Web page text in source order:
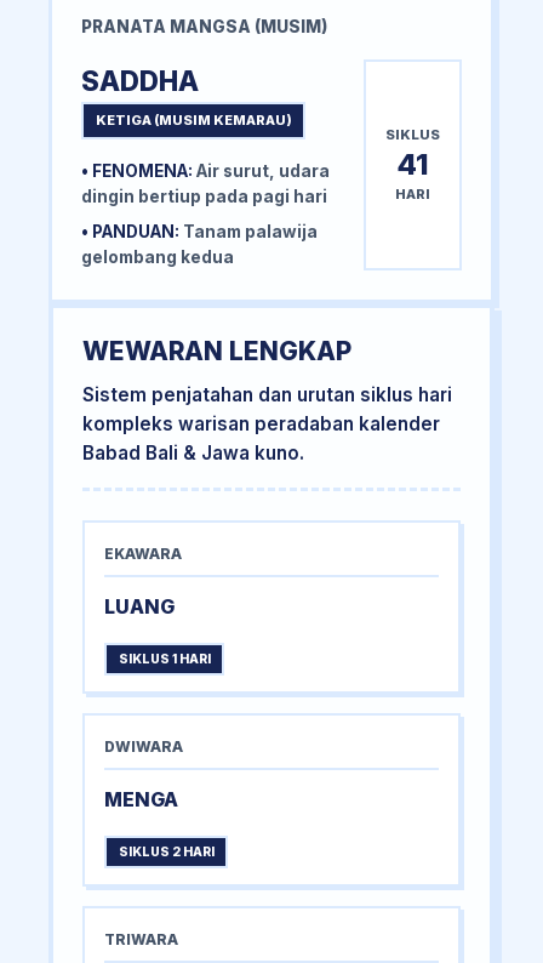
PRANATA MANGSA (MUSIM)
SADDHA
KETIGA (MUSIM KEMARAU)
• FENOMENA: Air surut, udara
dingin bertiup pada pagi hari
• PANDUAN: Tanam palawija
gelombang kedua
SIKLUS
41
HARI
WEWARAN LENGKAP
Sistem penjatahan dan urutan siklus hari
kompleks warisan peradaban kalender
Babad Bali & Jawa kuno.
EKAWARA
LUANG
SIKLUS 1 HARI
DWIWARA
MENGA
SIKLUS 2 HARI
TRIWARA